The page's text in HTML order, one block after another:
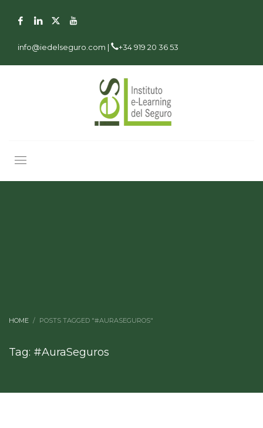
info@iedelseguro.com | +34 919 20 36 53
HOME POSTS TAGGED "#AURASEGUROS"
Tag: #AuraSeguros